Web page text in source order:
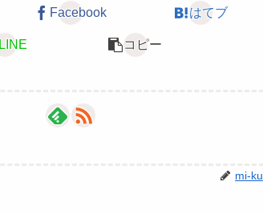
Facebook はてブ
LINE コピー
mi-ku